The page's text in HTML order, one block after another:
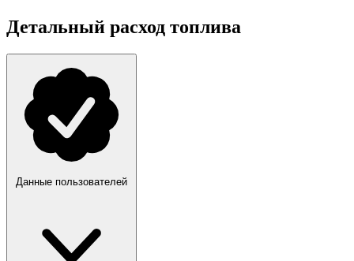
Детальный расход топлива
Данные пользователей